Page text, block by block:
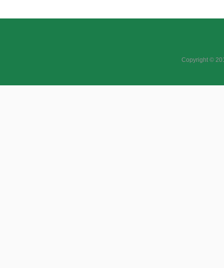
Copyright ©